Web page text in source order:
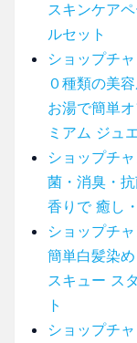
スキンケア
ルセット
ショップチ
０種類の美
お湯で簡単
ミアム ジュ
ショップチ
菌・消臭・
香りで 癒し
ショップチ
簡単白髪染
スキュー ス
ト
ショップチ